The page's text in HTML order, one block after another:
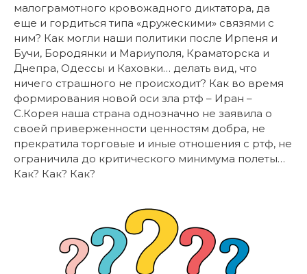
малограмотного кровожадного диктатора, да
еще и гордиться типа «дружескими» связями с
ним? Как могли наши политики после Ирпеня и
Бучи, Бородянки и Мариуполя, Краматорска и
Днепра, Одессы и Каховки… делать вид, что
ничего страшного не происходит? Как во время
формирования новой оси зла ртф – Иран –
С.Корея наша страна однозначно не заявила о
своей приверженности ценностям добра, не
прекратила торговые и иные отношения с ртф, не
ограничила до критического минимума полеты…
Как? Как? Как?